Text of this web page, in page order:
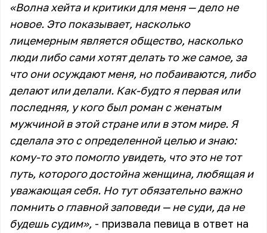
«Волна хейта и критики для меня — дело не
новое. Это показывает, насколько
лицемерным является общество, насколько
люди либо сами хотят делать то же самое, за
что они осуждают меня, но побаиваются, либо
делают или делали. Как-будто я первая или
последняя, у кого был роман с женатым
мужчиной в этой стране или в этом мире. Я
сделала это с определенной целью и знаю:
кому-то это помогло увидеть, что это не тот
путь, которого достойна женщина, любящая и
уважающая себя. Но тут обязательно важно
помнить о главной заповеди — не суди, да не
будешь судим», - призвала певица в ответ на